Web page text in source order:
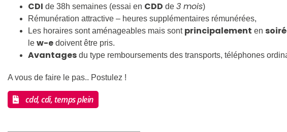
CDI de 38h semaines (essai en CDD de3 mois)
Rémunération attractive – heures supplémentaires rémunérées,
Les horaires sont aménageables mais sont principalement en
lew-e doivent être pris.
Avantages du type remboursements des transports, téléphones
A vous de faire le pas.. Postulez !
cdd, cdi, temps plein